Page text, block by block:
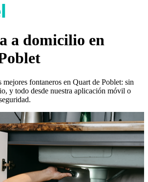
a domicilio en
mejores fontaneros en Quart de Poblet: sin
y todo desde nuestra aplicación móvil o